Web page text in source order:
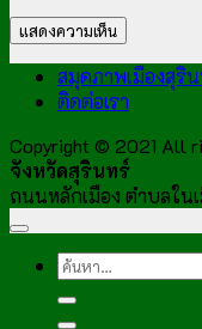
สมุดภาพเมืองสุริ
ติดต่อเรา
Copyright © 2021 All
จังหวัดสุรินทร์
ถนนหลักเมือง ตำบลใน